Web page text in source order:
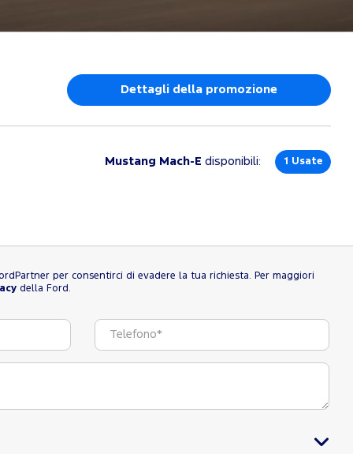
Dettagli della promozione
Mustang Mach-E disponibili: 1 Usate
per consentirci di evadere la tua richiesta. Per maggiori
della Ford.